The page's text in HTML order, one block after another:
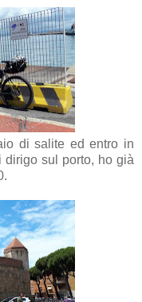
di salite ed entro in
dirigo sul porto, ho già